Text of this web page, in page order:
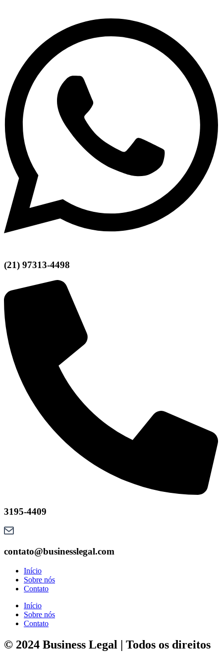
(21) 97313-4498
3195-4409
contato@businesslegal.com
Início
Sobre nós
Contato
Início
Sobre nós
Contato
© 2024 Business Legal | Todos os direitos